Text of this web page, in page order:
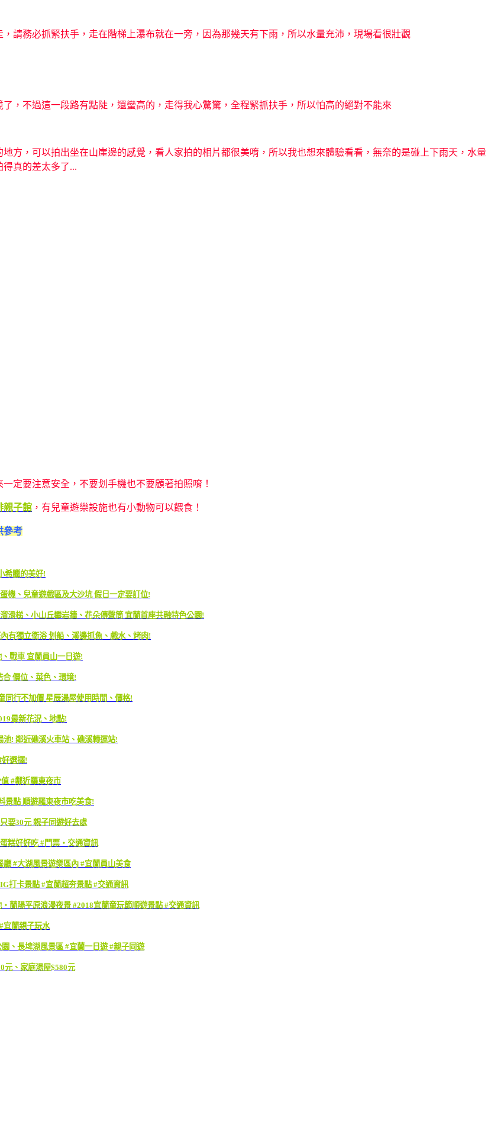
請務必抓緊扶手，走在階梯上瀑布就在一旁，因為那幾天有下雨，所以水量充沛，現場看很壯觀
，不過這一段路有點陡，還蠻高的，走得我心驚驚，全程緊抓扶手，所以怕高的絕對不能來
方，可以拍出坐在山崖邊的感覺，看人家拍的相片都很美唷，所以我也想來體驗看看，無奈的是碰上下雨天，水量
真的差太多了...
定要注意安全，不要划手機也不要顧著拍照唷！
親子館 ，有兒童遊樂設施也有小動物可以餵食！
參考
希臘的美好!
機、兒童遊戲區及大沙坑 假日一定要訂位!
梯、小山丘攀岩牆、花朵傳聲筒 宜蘭首座共融特色公園!
有獨立衛浴 划船、溪邊抓魚、戲水、烤肉!
戰車 宜蘭員山一日遊!
價位、菜色、環境!
行不加價 星辰湯屋使用時間、價格!
最新花況、地點!
! 鄰近礁溪火車站、礁溪轉運站!
選擇!
#鄰近羅東夜市
景點 順遊羅東夜市吃美食!
要30元 親子同遊好去處
糕好好吃 #門票・交通資訊
#大湖風景遊樂區內 #宜蘭員山美食
打卡景點 #宜蘭超夯景點 #交通資訊
蘭陽平原浪漫夜景 #2018宜蘭童玩節順遊景點 #交通資訊
宜蘭親子玩水
、長埤湖風景區 #宜蘭一日遊 #親子同遊
元、家庭湯屋$580元